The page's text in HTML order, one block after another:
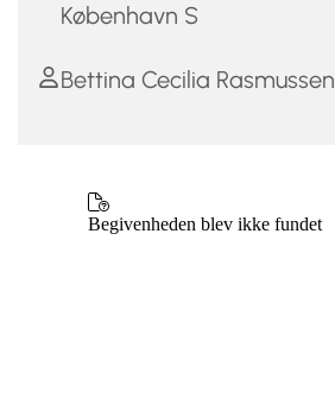
København S
Bettina Cecilia Rasmussen